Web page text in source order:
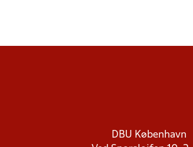
DBU København